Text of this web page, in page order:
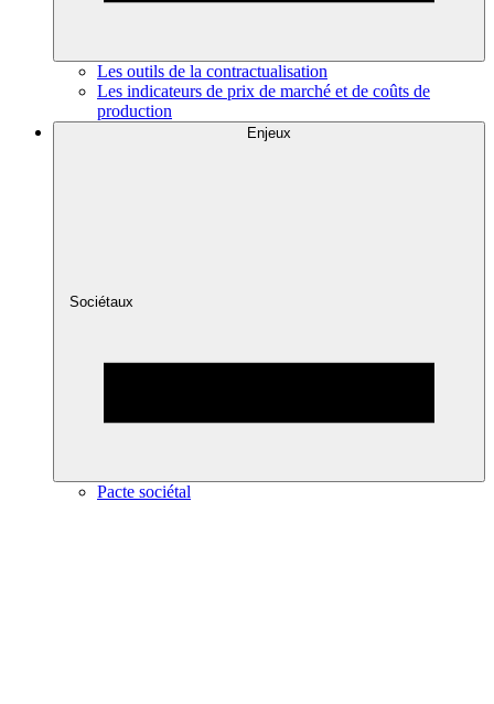
Les outils de la contractualisation
Les indicateurs de prix de marché et de coûts de
production
Enjeux
Sociétaux
Pacte sociétal